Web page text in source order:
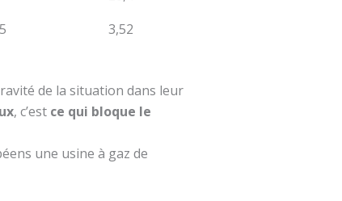
3,52
de la situation dans leur
, c’est ce qui bloque le
une usine à gaz de